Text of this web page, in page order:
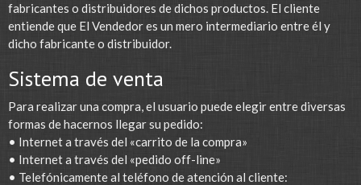
fabricantes o distribuidores de dichos productos. El cliente
entiende que El Vendedor es un mero intermediario entre él y
dicho fabricante o distribuidor.
Sistema de venta
Para realizar una compra, el usuario puede elegir entre diversas
formas de hacernos llegar su pedido:
• Internet a través del «carrito de la compra»
• Internet a través del «pedido off-line»
• Telefónicamente al teléfono de atención al cliente: